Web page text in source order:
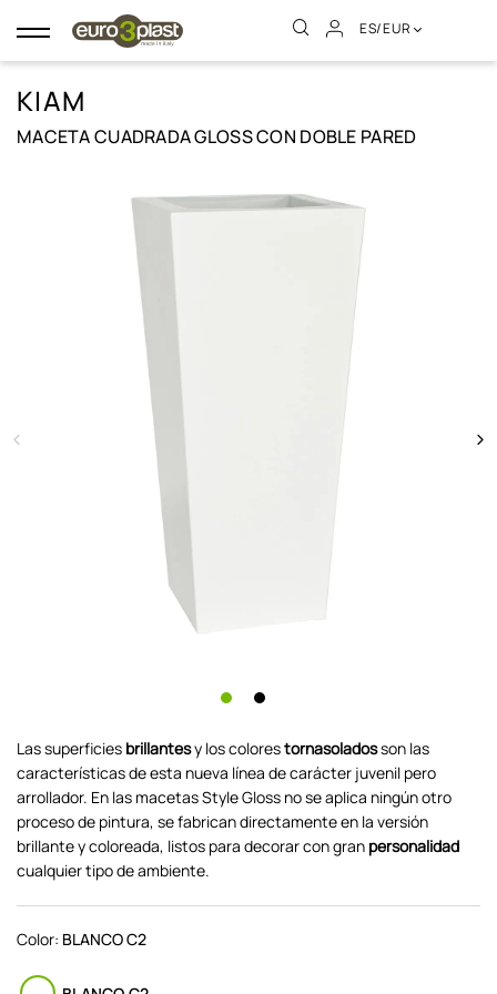
Navegación
de
ES/EUR
KIAM
MACETA CUADRADA GLOSS CON DOBLE PARED
Las superficies brillantesy los colorestornasoladosson las
características de esta nueva línea de carácter juvenil pero
arrollador. En las macetas Style Gloss no se aplica ningún otro
proceso de pintura, se fabrican directamente en la versión
brillante y coloreada, listos para decorar con gran personalidad
cualquier tipo de ambiente.
Color: BLANCO C2